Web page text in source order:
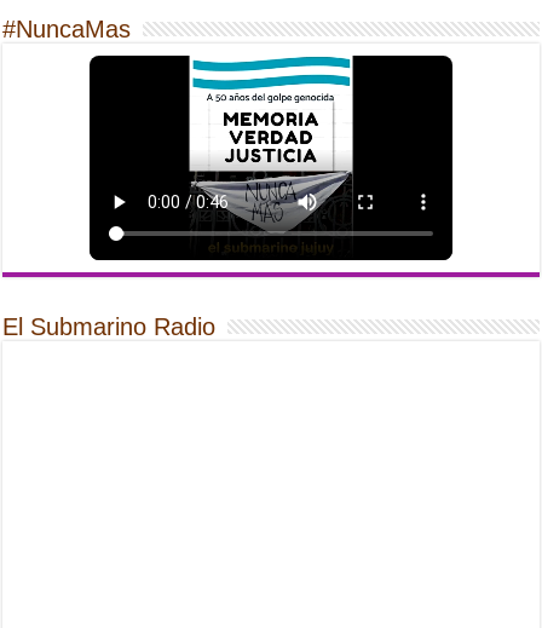
#NuncaMas
El Submarino Radio